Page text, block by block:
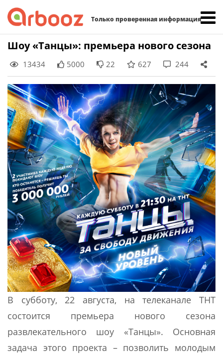
Только проверенная информация
Skip
content
Шоу «Танцы»: премьера нового сезона
13434 5000 22 627 244
В субботу, 22 августа, на телеканале ТНТ
состоится премьера нового сезона
развлекательного шоу «Танцы». Основная
задача этого проекта – позволить молодым
Найти: